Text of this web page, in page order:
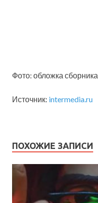
Фото: обложка сборника
Источник: intermedia.ru
ПОХОЖИЕ ЗАПИСИ